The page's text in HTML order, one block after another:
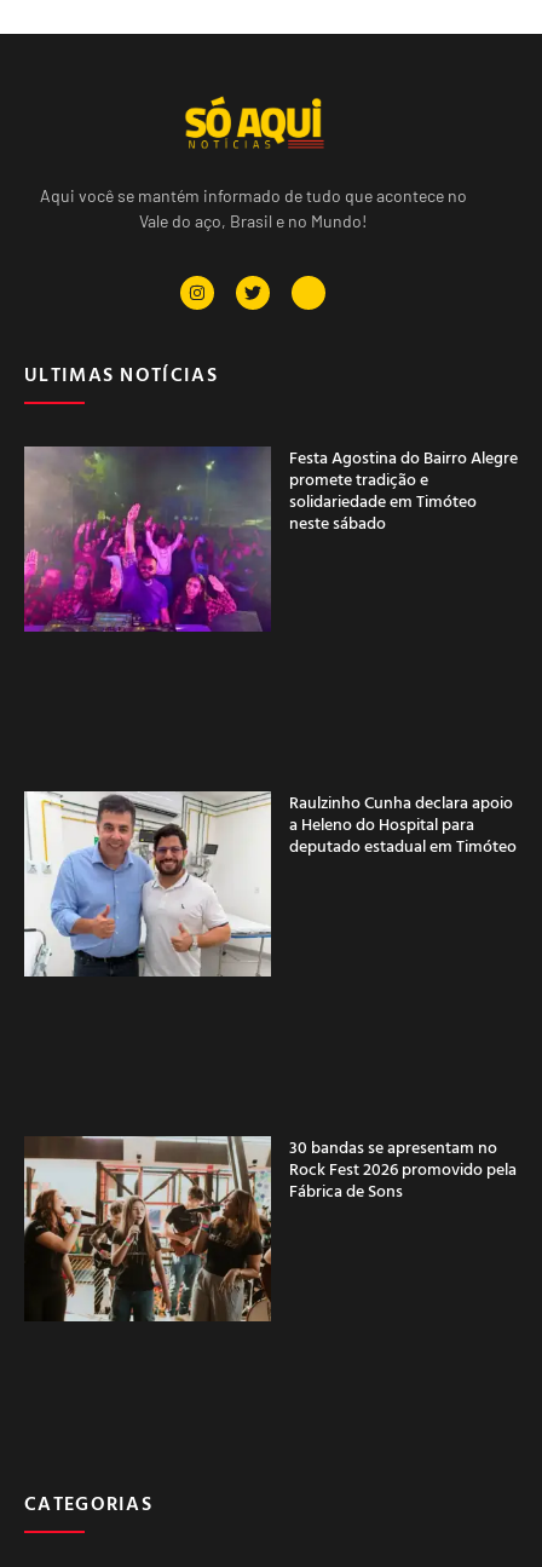
Aqui você se mantém informado de tudo que acontece no
Vale do aço, Brasil e no Mundo!
ULTIMAS NOTÍCIAS
Festa Agostina do Bairro Alegre
promete tradição e
solidariedade em Timóteo
neste sábado
Raulzinho Cunha declara apoio
a Heleno do Hospital para
deputado estadual em Timóteo
30 bandas se apresentam no
Rock Fest 2026 promovido pela
Fábrica de Sons
CATEGORIAS